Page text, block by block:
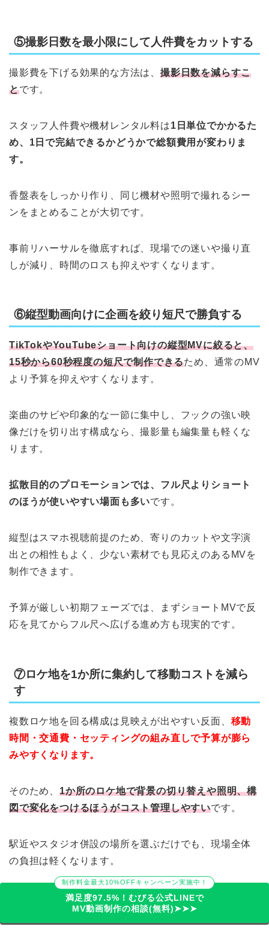
⑤撮影日数を最小限にして人件費をカットする
撮影費を下げる効果的な方法は、 撮影日数を減らすこ
とです。
スタッフ人件費や機材レンタル料は1日単位でかかるた
め、1日で完結できるかどうかで総額費用が変わりま
す。
香盤表をしっかり作り、同じ機材や照明で撮れるシー
ンをまとめることが大切です。
事前リハーサルを徹底すれば、現場での迷いや撮り直
しが減り、時間のロスも抑えやすくなります。
⑥縦型動画向けに企画を絞り短尺で勝負する
TikTokやYouTubeショート向けの縦型MVに絞ると、
15秒から60秒程度の短尺で制作できるため、通常のMV
より予算を抑えやすくなります。
楽曲のサビや印象的な一節に集中し、フックの強い映
像だけを切り出す構成なら、撮影量も編集量も軽くな
ります。
拡散目的のプロモーションでは、フル尺よりショート
のほうが使いやすい場面も多いです。
縦型はスマホ視聴前提のため、寄りのカットや文字演
出との相性もよく、少ない素材でも見応えのあるMVを
制作できます。
予算が厳しい初期フェーズでは、まずショートMVで反
応を見てからフル尺へ広げる進め方も現実的です。
⑦ロケ地を1か所に集約して移動コストを減ら
す
複数ロケ地を回る構成は見映えが出やすい反面、 移動
時間・交通費・セッティングの組み直しで予算が膨ら
みやすくなります。
そのため、 1か所のロケ地で背景の切り替えや照明、構
図で変化をつけるほうがコスト管理しやすいです。
駅近やスタジオ併設の場所を選ぶだけでも、現場全体
の負担は軽くなります。
屋外と屋内を離れた場所で撮るより、同一施設内で撮
り分けられる会場のほうが総額は下がりやすい
制作料金最大10%OFFキャンペーン実施中！
満足度97.5%！むびる公式LINEで
MV動画制作の相談(無料)➤➤➤